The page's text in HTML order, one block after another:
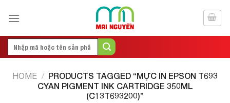
Search
HOME / PRODUCTS TAGGED “MỰC IN EPSON T693
CYAN PIGMENT INK CARTRIDGE 350ML
(C13T693200)”